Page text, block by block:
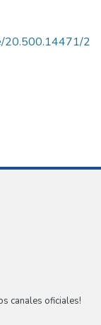
20.500.14471/2
canales oficiales!